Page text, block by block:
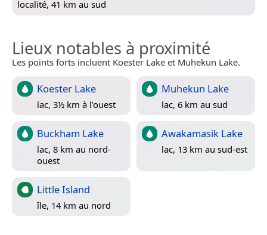
localité, 41 km au sud
Lieux notables à proximité
Les points forts incluent Koester Lake et Muhekun Lake.
Koester Lake
lac, 3½ km à l’ouest
Muhekun Lake
lac, 6 km au sud
Buckham Lake
lac, 8 km au nord-
ouest
Awakamasik Lake
lac, 13 km au sud-est
Little Island
île, 14 km au nord